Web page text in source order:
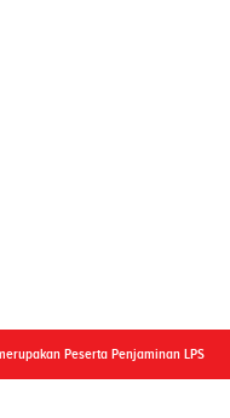
Peserta Penjaminan LPS